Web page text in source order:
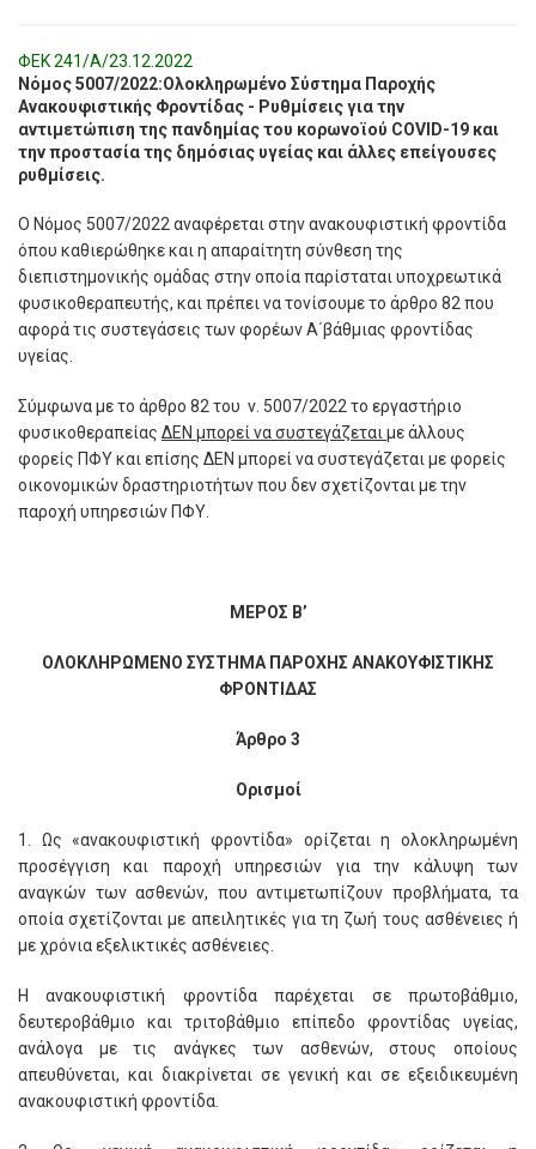
ΦΕΚ 241/Α/23.12.2022
Νόμος 5007/2022:Ολοκληρωμένο Σύστημα Παροχής
Ανακουφιστικής Φροντίδας - Ρυθμίσεις για την
αντιμετώπιση της πανδημίας του κορωνοϊού COVID-19 και
την προστασία της δημόσιας υγείας και άλλες επείγουσες
ρυθμίσεις.
Ο Νόμος 5007/2022 αναφέρεται στην ανακουφιστική φροντίδα
όπου καθιερώθηκε και η απαραίτητη σύνθεση της
διεπιστημονικής ομάδας στην οποία παρίσταται υποχρεωτικά
φυσικοθεραπευτής, και πρέπει να τονίσουμε το άρθρο 82 που
αφορά τις συστεγάσεις των φορέων Α΄βάθμιας φροντίδας
υγείας.
Σύμφωνα με το άρθρο 82 του ν. 5007/2022 το εργαστήριο
φυσικοθεραπείας ΔΕΝ μπορεί να συστεγάζεται με άλλους
φορείς ΠΦΥ και επίσης ΔΕΝ μπορεί να συστεγάζεται με φορείς
οικονομικών δραστηριοτήτων που δεν σχετίζονται με την
παροχή υπηρεσιών ΠΦΥ.
ΜΕΡΟΣ Β’
ΟΛΟΚΛΗΡΩΜΕΝΟ ΣΥΣΤΗΜΑ ΠΑΡΟΧΗΣ ΑΝΑΚΟΥΦΙΣΤΙΚΗΣ
ΦΡΟΝΤΙΔΑΣ
Άρθρο 3
Ορισμοί
1. Ως «ανακουφιστική φροντίδα» ορίζεται η ολοκληρωμένη
προσέγγιση και παροχή υπηρεσιών για την κάλυψη των
αναγκών των ασθενών, που αντιμετωπίζουν προβλήματα, τα
οποία σχετίζονται με απειλητικές για τη ζωή τους ασθένειες ή
με χρόνια εξελικτικές ασθένειες.
Η ανακουφιστική φροντίδα παρέχεται σε πρωτοβάθμιο,
δευτεροβάθμιο και τριτοβάθμιο επίπεδο φροντίδας υγείας,
ανάλογα με τις ανάγκες των ασθενών, στους οποίους
απευθύνεται, και διακρίνεται σε γενική και σε εξειδικευμένη
ανακουφιστική φροντίδα.